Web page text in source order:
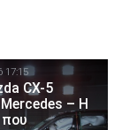
17:15
CX-5
– Η
που